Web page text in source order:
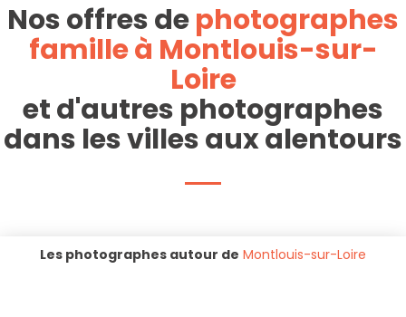
Nos offres dephotographes
famille à Montlouis-sur-
Loire
et d'autres photographes
dans les villes aux alentours
Les photographes autour de Montlouis-sur-Loire